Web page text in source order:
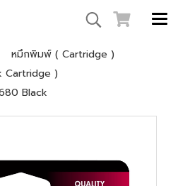
หมึกพิมพ์ ( Cartridge )
Cartridge )
Black